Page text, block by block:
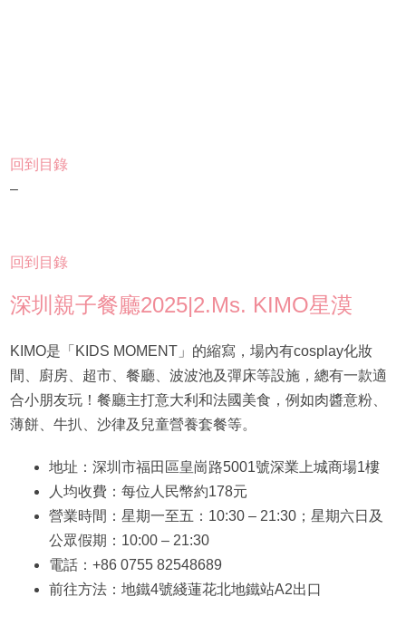
回到目錄
–
回到目錄
深圳親子餐廳2025|2.Ms. KIMO星漠
KIMO是「KIDS MOMENT」的縮寫，場內有cosplay化妝
間、廚房、超市、餐廳、波波池及彈床等設施，總有一款適
合小朋友玩！餐廳主打意大利和法國美食，例如肉醬意粉、
薄餅、牛扒、沙律及兒童營養套餐等。
地址：深圳市福田區皇崗路5001號深業上城商場1樓
人均收費：每位人民幣約178元
營業時間：星期一至五：10:30 – 21:30；星期六日及
公眾假期：10:00 – 21:30
電話：+86 0755 82548689
前往方法：地鐵4號綫蓮花北地鐵站A2出口